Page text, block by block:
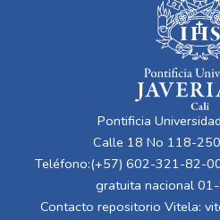
Pontificia
Calle 18 No 118-
Teléfono:(+57) 602-321-82-
gratuita nacional
Contacto repositorio Vitela: